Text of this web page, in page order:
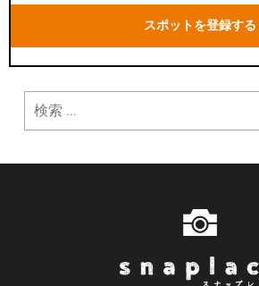
スポットを登録する